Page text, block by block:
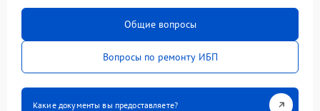
Общие вопросы
Вопросы по ремонту ИБП
Какие документы вы предоставляете?